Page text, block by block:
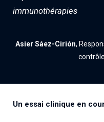
immunothérapies
Asier Sáez-Cirión,
Un essai clinique en